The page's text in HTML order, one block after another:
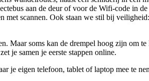
aan de deur of voor de Wifi-code in
met scannen. Ook staan we stil bij
Maar soms kan de drempel hoog zijn om
je samen je eerste stappen online.
je eigen telefoon, tablet of laptop mee te